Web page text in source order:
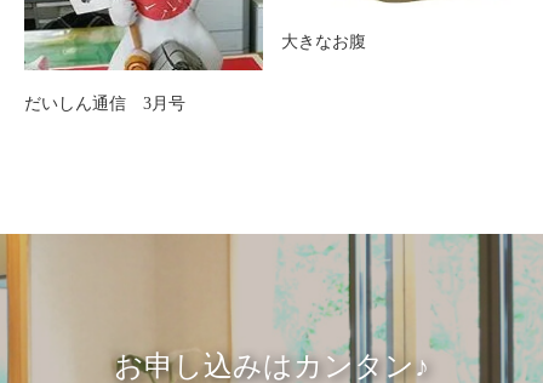
だいしん通信 3月号
大きなお腹
お申し込みはカンタン♪